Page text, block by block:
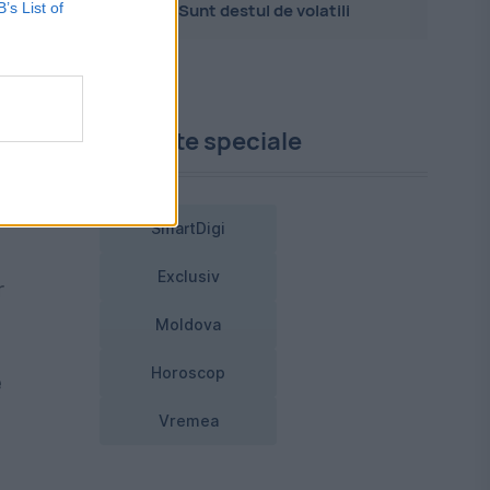
List of
Sunt destul de volatili
Proiecte speciale
SmartDigi
Exclusiv
Moldova
Horoscop
Vremea